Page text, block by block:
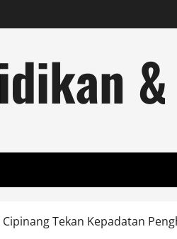
Cipinang Tekan Kepadatan